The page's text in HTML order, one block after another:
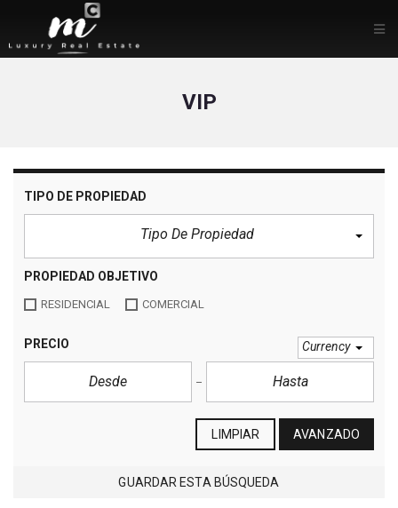
VIP
TIPO DE PROPIEDAD
Tipo De Propiedad
PROPIEDAD OBJETIVO
RESIDENCIAL COMERCIAL
PRECIO Currency
LIMPIAR AVANZADO
GUARDAR ESTA BÚSQUEDA